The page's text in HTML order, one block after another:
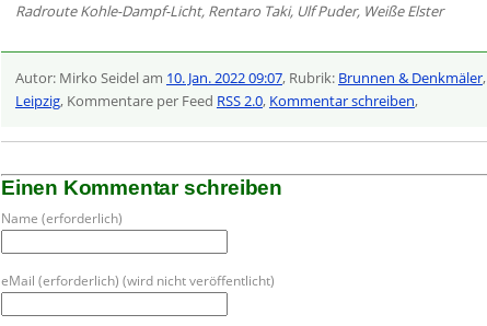
Radroute Kohle-Dampf-Licht, Rentaro Taki, Ulf Puder, Weiße Elster
Autor: Mirko Seidel am 10. Jan. 2022 09:07, Rubrik: Brunnen & Denkmäler,
Leipzig, Kommentare per Feed RSS 2.0, Kommentar schreiben,
Einen Kommentar schreiben
Name (erforderlich)
eMail (erforderlich) (wird nicht veröffentlicht)